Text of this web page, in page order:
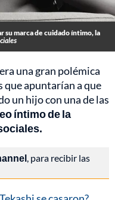
su marca de cuidado íntimo, la
una gran polémica
apuntarían a que
un hijo con una de las
íntimo de la
, para recibir las